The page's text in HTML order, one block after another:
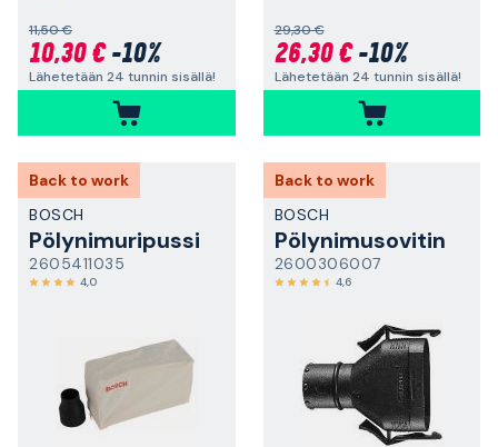
11,50 €
10,30 €-10%
Lähetetään 24 tunnin sisällä!
29,30 €
26,30 €-10%
Lähetetään 24 tunnin sisällä!
Back to work
BOSCH
Pölynimuripussi
2605411035
4,0
Back to work
BOSCH
Pölynimusovitin
2600306007
4,6